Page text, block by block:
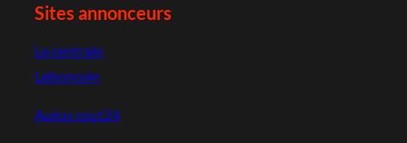
Sites annonceurs
La centrale
Leboncoin
Autos cout24